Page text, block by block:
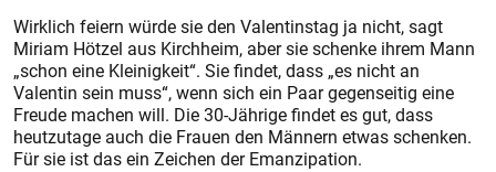
Wirklich feiern würde sie den Valentinstag ja nicht, sagt
Miriam Hötzel aus Kirchheim, aber sie schenke ihrem Mann
„schon eine Kleinigkeit“. Sie findet, dass „es nicht an
Valentin sein muss“, wenn sich ein Paar gegenseitig eine
Freude machen will. Die 30-Jährige findet es gut, dass
heutzutage auch die Frauen den Männern etwas schenken.
Für sie ist das ein Zeichen der Emanzipation.